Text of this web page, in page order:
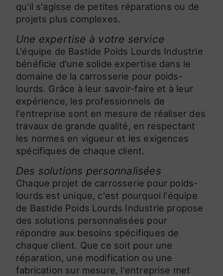
qu'il s'agisse de petites réparations ou de
projets plus complexes.
Une expertise à votre service
L'équipe de Bastide Poids Lourds Industrie
bénéficie d'une solide expertise dans le
domaine de la carrosserie pour poids-
lourds. Grâce à leur savoir-faire et à leur
expérience, les professionnels de
l'entreprise sont en mesure de réaliser des
travaux de grande qualité, en respectant
les normes en vigueur et les exigences
spécifiques de chaque client.
Des solutions personnalisées
Chaque projet de carrosserie pour poids-
lourds est unique, c'est pourquoi l'équipe
de Bastide Poids Lourds Industrie propose
des solutions personnalisées pour
répondre aux besoins spécifiques de
chaque client. Que ce soit pour une
réparation, une modification ou une
fabrication sur mesure, l'entreprise met